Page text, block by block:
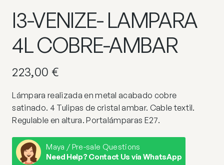
I3-VENIZE- LAMPARA
4L COBRE-AMBAR
223,00 €
Lámpara realizada en metal acabado cobre
satinado. 4 Tulipas de cristal ambar. Cable textil.
Regulable en altura. Portalámparas E27.
Maya / Pre-sale Questions
Need Help? Contact Us via WhatsApp